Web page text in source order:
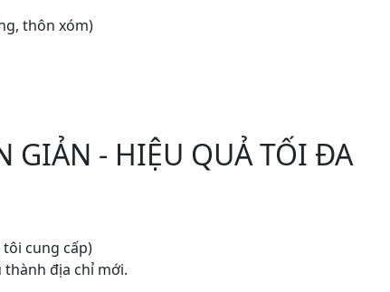
thôn xóm)
GIẢN - HIỆU QUẢ TỐI ĐA
tôi cung cấp)
thành địa chỉ mới.